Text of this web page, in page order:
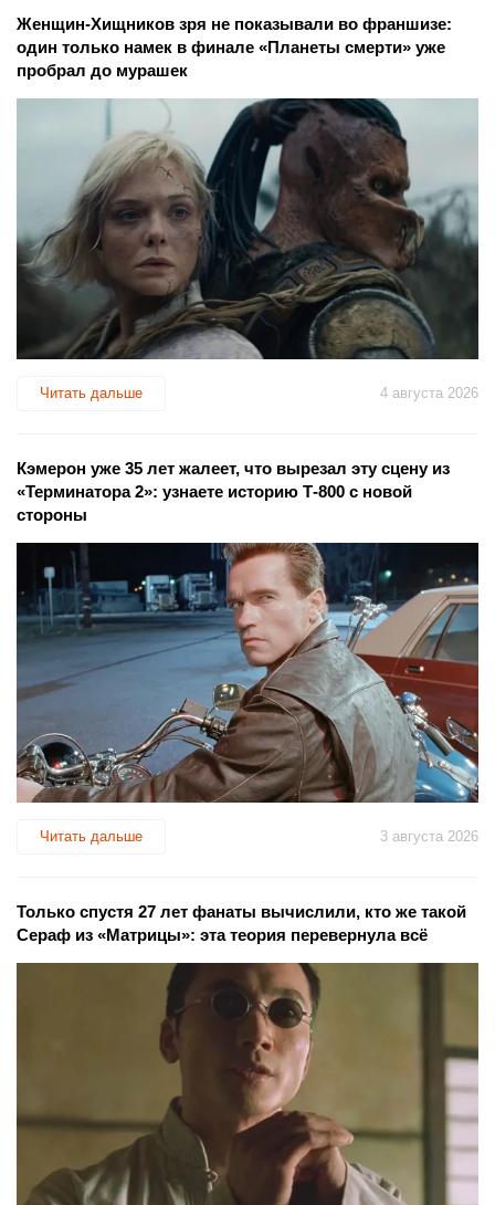
Женщин-Хищников зря не показывали во франшизе:
один только намек в финале «Планеты смерти» уже
пробрал до мурашек
Читать дальше 4 августа 2026
Кэмерон уже 35 лет жалеет, что вырезал эту сцену из
«Терминатора 2»: узнаете историю Т-800 с новой
стороны
Читать дальше 3 августа 2026
Только спустя 27 лет фанаты вычислили, кто же такой
Сераф из «Матрицы»: эта теория перевернула всё